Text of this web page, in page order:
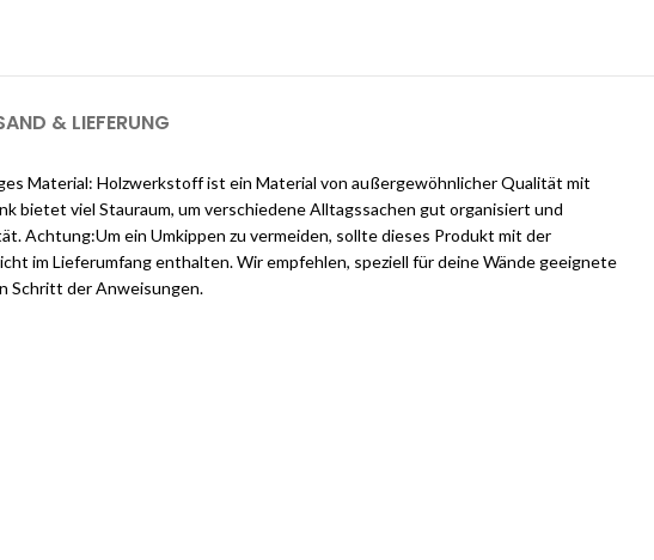
& LIEFERUNG
Material: Holzwerkstoff ist ein Material von außergewöhnlicher Qualität mit
bietet viel Stauraum, um verschiedene Alltagssachen gut organisiert und
Achtung:Um ein Umkippen zu vermeiden, sollte dieses Produkt mit der
im Lieferumfang enthalten. Wir empfehlen, speziell für deine Wände geeignete
Schritt der Anweisungen.